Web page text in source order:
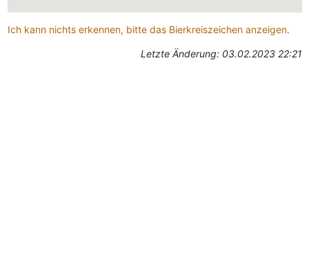
Ich kann nichts erkennen, bitte das Bierkreiszeichen anzeigen.
Letzte Änderung: 03.02.2023 22:21